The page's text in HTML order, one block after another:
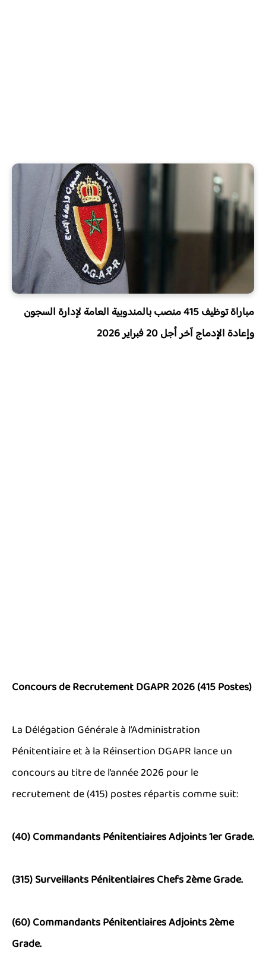
مباراة توظيف 415 منصب بالمندوبية العامة لإدارة السجون
وإعادة الإدماج آخر أجل 20 فبراير 2026
Concours de Recrutement DGAPR 2026 (415 Postes)
La Délégation Générale à l’Administration
Pénitentiaire et à la Réinsertion DGAPR lance un
concours au titre de l’année 2026 pour le
recrutement de (415) postes répartis comme suit:
(40) Commandants Pénitentiaires Adjoints 1er Grade.
(315) Surveillants Pénitentiaires Chefs 2ème Grade.
(60) Commandants Pénitentiaires Adjoints 2ème
Grade.